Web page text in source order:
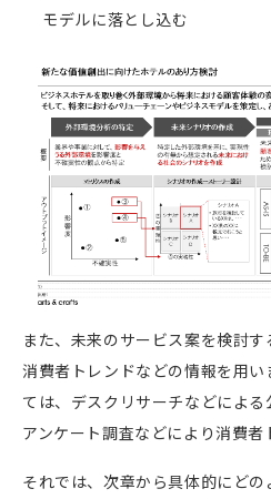
モデルに落とし込む
また、未来のサービス案を検討
消費者トレンドなどの情報を用
ては、デスクリサーチなどによる
アンケート調査などにより消費者
それでは、次章から具体的にど